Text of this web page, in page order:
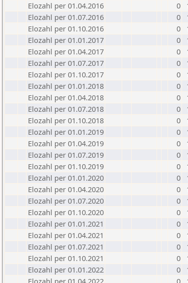
Elozahl per 01.04.2016
0
Elozahl per 01.07.2016
0
Elozahl per 01.10.2016
0
Elozahl per 01.01.2017
0
Elozahl per 01.04.2017
0
Elozahl per 01.07.2017
0
Elozahl per 01.10.2017
0
Elozahl per 01.01.2018
0
Elozahl per 01.04.2018
0
Elozahl per 01.07.2018
0
Elozahl per 01.10.2018
0
Elozahl per 01.01.2019
0
Elozahl per 01.04.2019
0
Elozahl per 01.07.2019
0
Elozahl per 01.10.2019
0
Elozahl per 01.01.2020
0
Elozahl per 01.04.2020
0
Elozahl per 01.07.2020
0
Elozahl per 01.10.2020
0
Elozahl per 01.01.2021
0
Elozahl per 01.04.2021
0
Elozahl per 01.07.2021
0
Elozahl per 01.10.2021
0
Elozahl per 01.01.2022
0
Elozahl per 01.04.2022
0